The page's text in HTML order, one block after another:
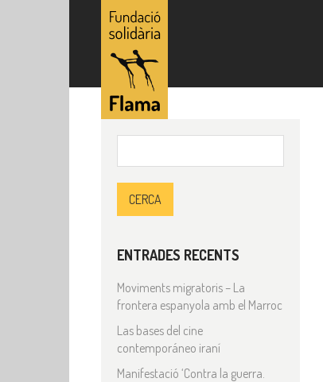
ENTRADES RECENTS
Moviments migratoris – La
frontera espanyola amb el Marroc
Las bases del cine
contemporáneo iraní
Manifestació ‘Contra la guerra.